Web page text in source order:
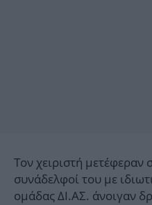
Τον χειριστή μετέφεραν
συνάδελφοί του με
ομάδας ΔΙ.ΑΣ. άνοιγαν